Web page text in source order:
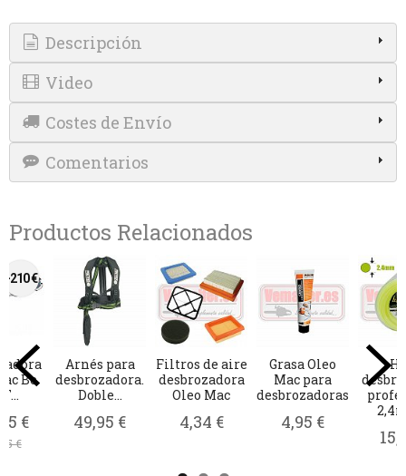
Descripción
Video
Costes de Envío
Comentarios
Productos Relacionados
-84 €
Hidrolimpiadora
Oleo Mac PW
475,95 €
-110 €
Desbrozadora
Oleo Mac
SPARTA 441
469,95 €
-205 €
Motoazada
Bertolini 205
S
544,95 €
-210 €
Desbrozadora
Oleo Mac Bc
530 T...
675,95 €
885,95 €